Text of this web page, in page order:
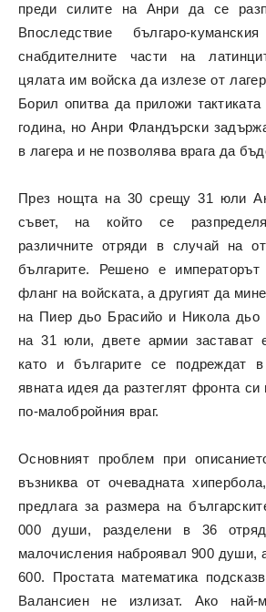
преди силите на Анри да се
Впоследствие българо-
снабдителните части на
цялата им войска да излезе от
Борил опитва да приложи
година, но Анри Фландърски
в лагера и не позволява врага да
През нощта на 30 срещу 31 юли
съвет, на който се
различните отряди в случай на
българите. Решено е
фланг на войската, а другият да
на Пиер дьо Брасийо и Никола
на 31 юли, двете армии застават
като и българите се подреждат
явната идея да разтеглят фронта
по-малобройния враг.
Основният проблем при
възниква от очевадната
предлага за размера на
000 души, разделени в 36
малочисления наброявал 900 души,
600. Простата математика
Валансиен не излизат. Ако най-